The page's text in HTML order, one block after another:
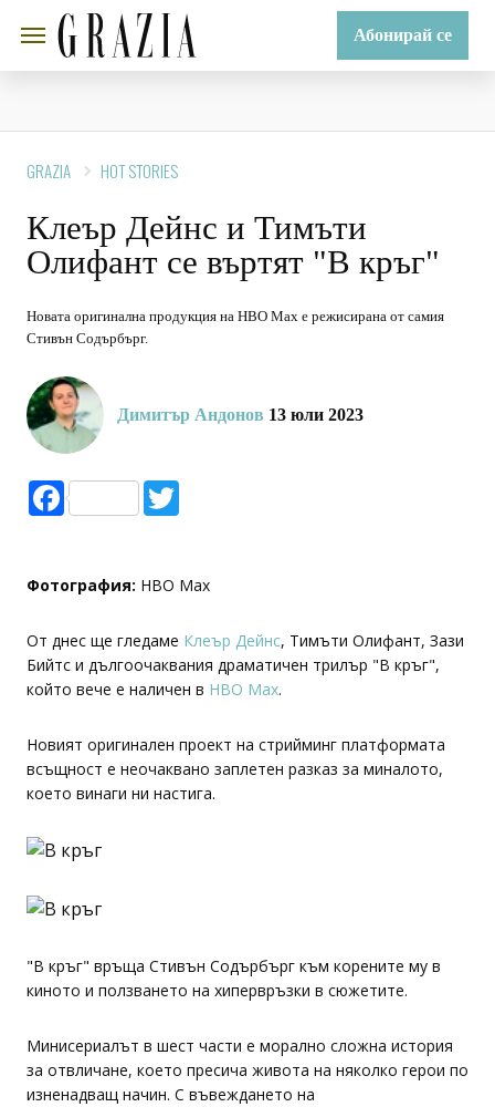
Абонирай се
GRAZIA HOT STORIES
Клеър Дейнс и Тимъти
Олифант се въртят "В кръг"
Новата оригинална продукция на HBO Max е режисирана от самия
Стивън Содърбърг.
Димитър Андонов 13 юли 2023
Facebook
Фотография: HBO Max
От днес ще гледаме Клеър Дейнс, Тимъти Олифант, Зази
Бийтс и дългоочаквания драматичен трилър "В кръг",
който вече е наличен в HBO Max.
Новият оригинален проект на стрийминг платформата
всъщност е неочаквано заплетен разказ за миналото,
което винаги ни настига.
"В кръг" връща Стивън Содърбърг към корените му в
киното и ползването на хипервръзки в сюжетите.
Минисериалът в шест части е морално сложна история
за отвличане, което пресича живота на няколко герои по
изненадващ начин. С въвеждането на